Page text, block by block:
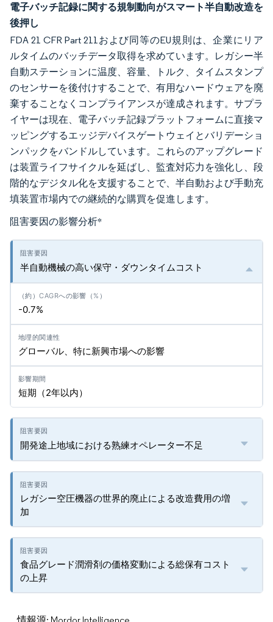
電子バッチ記録に関する規制動向がスマート半自動改造を
後押し
FDA 21 CFR Part 211および同等のEU規則は、企業にリア
ルタイムのバッチデータ取得を求めています。レガシー半
自動ステーションに温度、容量、トルク、タイムスタンプ
のセンサーを後付けすることで、有用なハードウェアを廃
棄することなくコンプライアンスが達成されます。サプラ
イヤーは現在、電子バッチ記録プラットフォームに直接マ
ッピングするエッジデバイスゲートウェイとバリデーショ
ンパックをバンドルしています。これらのアップグレード
は装置ライフサイクルを延ばし、監査対応力を強化し、段
階的なデジタル化を支援することで、半自動および手動充
填装置市場内での継続的な購買を促進します。
阻害要因の影響分析*
半自動機械の高い保守・ダウンタイムコスト
-0.7%
グローバル、特に新興市場への影響
短期（2年以内）
開発途上地域における熟練オペレーター不足
レガシー空圧機器の世界的廃止による改造費用の増
加
食品グレード潤滑剤の価格変動による総保有コスト
の上昇